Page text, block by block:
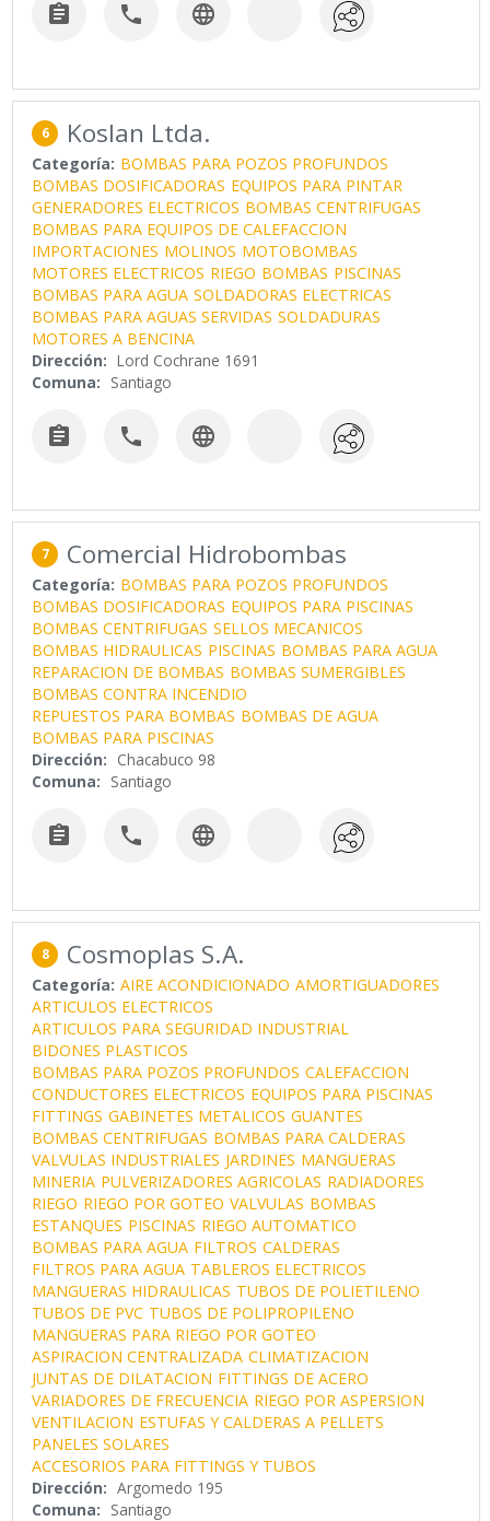
  
6 Koslan Ltda.
Categoría: BOMBAS PARA POZOS PROFUNDOS
BOMBAS DOSIFICADORAS EQUIPOS PARA PINTAR
GENERADORES ELECTRICOS BOMBAS CENTRIFUGAS
BOMBAS PARA EQUIPOS DE CALEFACCION
IMPORTACIONES MOLINOS MOTOBOMBAS
MOTORES ELECTRICOS RIEGO BOMBAS PISCINAS
BOMBAS PARA AGUA SOLDADORAS ELECTRICAS
BOMBAS PARA AGUAS SERVIDAS SOLDADURAS
MOTORES A BENCINA
Dirección: Lord Cochrane 1691
Comuna: Santiago
  
7 Comercial Hidrobombas
Categoría: BOMBAS PARA POZOS PROFUNDOS
BOMBAS DOSIFICADORAS EQUIPOS PARA PISCINAS
BOMBAS CENTRIFUGAS SELLOS MECANICOS
BOMBAS HIDRAULICAS PISCINAS BOMBAS PARA AGUA
REPARACION DE BOMBAS BOMBAS SUMERGIBLES
BOMBAS CONTRA INCENDIO
REPUESTOS PARA BOMBAS BOMBAS DE AGUA
BOMBAS PARA PISCINAS
Dirección: Chacabuco 98
Comuna: Santiago
  
8 Cosmoplas S.A.
Categoría: AIRE ACONDICIONADO AMORTIGUADORES
ARTICULOS ELECTRICOS
ARTICULOS PARA SEGURIDAD INDUSTRIAL
BIDONES PLASTICOS
BOMBAS PARA POZOS PROFUNDOS CALEFACCION
CONDUCTORES ELECTRICOS EQUIPOS PARA PISCINAS
FITTINGS GABINETES METALICOS GUANTES
BOMBAS CENTRIFUGAS BOMBAS PARA CALDERAS
VALVULAS INDUSTRIALES JARDINES MANGUERAS
MINERIA PULVERIZADORES AGRICOLAS RADIADORES
RIEGO RIEGO POR GOTEO VALVULAS BOMBAS
ESTANQUES PISCINAS RIEGO AUTOMATICO
BOMBAS PARA AGUA FILTROS CALDERAS
FILTROS PARA AGUA TABLEROS ELECTRICOS
MANGUERAS HIDRAULICAS TUBOS DE POLIETILENO
TUBOS DE PVC TUBOS DE POLIPROPILENO
MANGUERAS PARA RIEGO POR GOTEO
ASPIRACION CENTRALIZADA CLIMATIZACION
JUNTAS DE DILATACION FITTINGS DE ACERO
VARIADORES DE FRECUENCIA RIEGO POR ASPERSION
VENTILACION ESTUFAS Y CALDERAS A PELLETS
PANELES SOLARES
ACCESORIOS PARA FITTINGS Y TUBOS
Dirección: Argomedo 195
Comuna: Santiago